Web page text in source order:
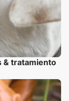
& tratamiento